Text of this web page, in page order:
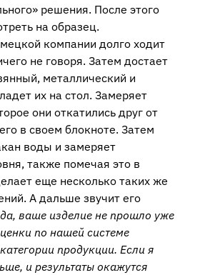
решения. После этого
на образец.
компании долго ходит
не говоря. Затем достает
металлический и
их на стол. Замеряет
они откатились друг от
в своем блокноте. Затем
воды и замеряет
также помечая это в
еще несколько таких же
А дальше звучит его
ваше изделие не прошло уже
по нашей системе
продукции. Если я
и результаты окажутся